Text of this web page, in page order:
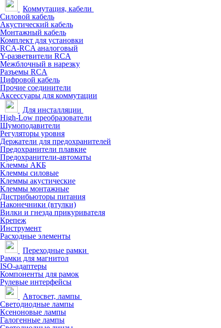
Коммутация, кабели
Силовой кабель
Акустический кабель
Монтажный кабель
Комплект для установки
RCA-RCA аналоговый
Y-разветвители RCA
Межблочный в нарезку
Разъемы RCA
Цифровой кабель
Прочие соединители
Аксессуары для коммутации
Для инсталляции
High-Low преобразователи
Шумоподавители
Регуляторы уровня
Держатели для предохранителей
Предохранители плавкие
Предохранители-автоматы
Клеммы АКБ
Клеммы силовые
Клеммы акустические
Клеммы монтажные
Дистрибьюторы питания
Наконечники (втулки)
Вилки и гнезда прикуривателя
Крепеж
Инструмент
Расходные элементы
Переходные рамки
Рамки для магнитол
ISO-адаптеры
Компоненты для рамок
Рулевые интерфейсы
Автосвет, лампы
Светодиодные лампы
Ксеноновые лампы
Галогенные лампы